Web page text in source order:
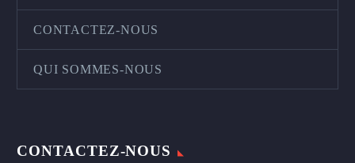
CONTACTEZ-NOUS
QUI SOMMES-NOUS
CONTACTEZ-NOUS